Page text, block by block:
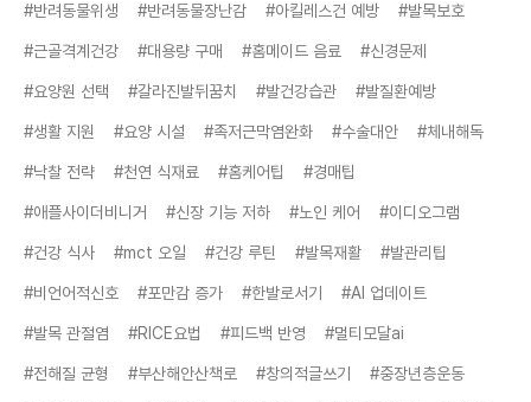
#반려동물위생 #반려동물장난감 #아킬레스건 예방 #발목보호
#근골격계건강 #대용량 구매 #홈메이드 음료 #신경문제
#요양원 선택 #갈라진발뒤꿈치 #발건강습관 #발질환예방
#생활 지원 #요양 시설 #족저근막염완화 #수술대안 #체내해독
#낙찰 전략 #천연 식재료 #홈케어팁 #경매팁
#애플사이더비니거 #신장 기능 저하 #노인 케어 #이디오그램
#건강 식사 #mct 오일 #건강 루틴 #발목재활 #발관리팁
#비언어적신호 #포만감 증가 #한발로서기 #AI 업데이트
#발목 관절염 #RICE요법 #피드백 반영 #멀티모달ai
#전해질 균형 #부산해안산책로 #창의적글쓰기 #중장년층운동